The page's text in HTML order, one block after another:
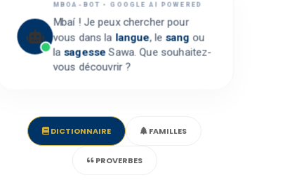
MBOA-BOT • GOOGLE AI POWERED
Mbaí ! Je peux chercher pour
vous dans la langue, le sangou
lasagesseSawa. Que souhaitez-
vous découvrir ?
DICTIONNAIRE FAMILLES
PROVERBES